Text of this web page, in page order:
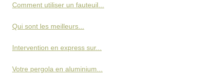
Comment utiliser un fauteuil...
Qui sont les meilleurs...
Intervention en express sur...
Votre pergola en aluminium...